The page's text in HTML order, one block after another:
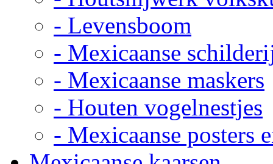
- Levensboom
- Mexicaanse
- Mexicaanse maskers
- Houten vogelnestjes
- Mexicaanse posters